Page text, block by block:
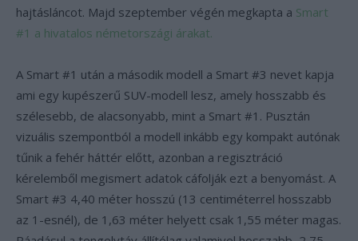
hajtásláncot. Majd szeptember végén megkapta a Smart
#1 a hivatalos németországi árakat.
A Smart #1 után a második modell a Smart #3 nevet kapja
ami egy kupészerű SUV-modell lesz, amely hosszabb és
szélesebb, de alacsonyabb, mint a Smart #1. Pusztán
vizuális szempontból a modell inkább egy kompakt autónak
tűnik a fehér háttér előtt, azonban a regisztráció
kérelemből megismert adatok cáfolják ezt a benyomást. A
Smart #3 4,40 méter hosszú (13 centiméterrel hosszabb
az 1-esnél), de 1,63 méter helyett csak 1,55 méter magas.